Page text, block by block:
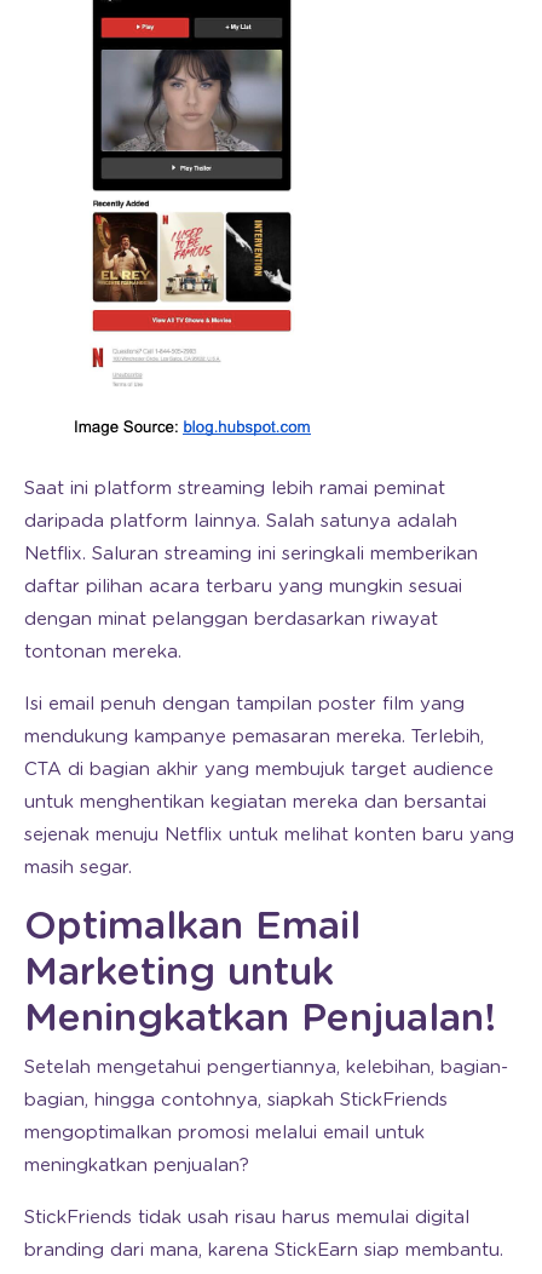
Saat ini platform streaming lebih ramai peminat
daripada platform lainnya. Salah satunya adalah
Netflix. Saluran streaming ini seringkali memberikan
daftar pilihan acara terbaru yang mungkin sesuai
dengan minat pelanggan berdasarkan riwayat
tontonan mereka.
Isi email penuh dengan tampilan poster film yang
mendukung kampanye pemasaran mereka. Terlebih,
CTA di bagian akhir yang membujuk target audience
untuk menghentikan kegiatan mereka dan bersantai
sejenak menuju Netflix untuk melihat konten baru yang
masih segar.
Optimalkan Email
Marketing untuk
Meningkatkan Penjualan!
Setelah mengetahui pengertiannya, kelebihan, bagian-
bagian, hingga contohnya, siapkah StickFriends
mengoptimalkan promosi melalui email untuk
meningkatkan penjualan?
StickFriends tidak usah risau harus memulai digital
branding dari mana, karena StickEarn siap membantu.